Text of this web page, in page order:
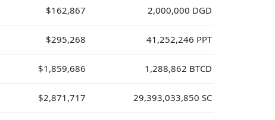
$162,867 2,000,000 DGD
$295,268 41,252,246 PPT
$1,859,686 1,288,862 BTCD
$2,871,717 29,393,033,850 SC